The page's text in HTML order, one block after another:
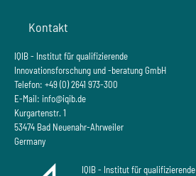
Kontakt
IQIB - Institut für qualifizierende
Innovationsforschung und -beratung GmbH
Telefon: +49 (0) 2641 973-300
E-Mail: info@iqib.de
Kurgartenstr. 1
53474 Bad Neuenahr-Ahrweiler
Germany
IQIB - Institut für qualifizierende